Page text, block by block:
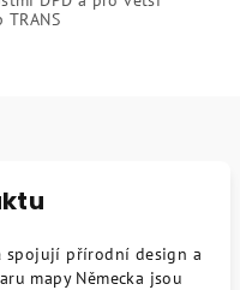
spojují přírodní design a
mapy Německa jsou